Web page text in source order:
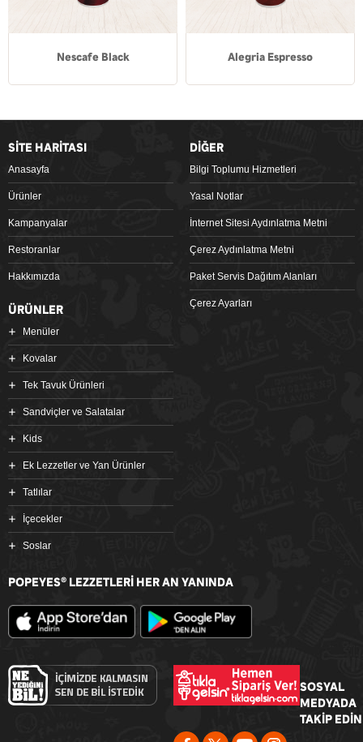
Nescafe Black Alegria Espresso
SİTE HARİTASI
Anasayfa
Ürünler
Kampanyalar
Restoranlar
Hakkımızda
DİĞER
Bilgi Toplumu Hizmetleri
Yasal Notlar
İnternet Sitesi Aydınlatma Metni
Çerez Aydınlatma Metni
Paket Servis Dağıtım Alanları
Çerez Ayarları
ÜRÜNLER
Menüler
Kovalar
Tek Tavuk Ürünleri
Sandviçler ve Salatalar
Kids
Ek Lezzetler ve Yan Ürünler
Tatlılar
İçecekler
Soslar
POPEYES® LEZZETLERİ HER AN YANINDA
SOSYAL
MEDYADA
TAKİP EDİN